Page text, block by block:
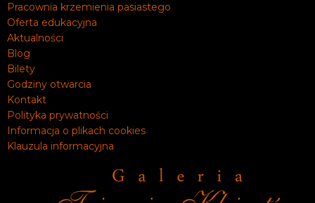
Pracownia krzemienia pasiastego
Oferta edukacyjna
Aktualności
Blog
Bilety
Godziny otwarcia
Kontakt
Polityka prywatności
Informacja o plikach cookies
Klauzula informacyjna